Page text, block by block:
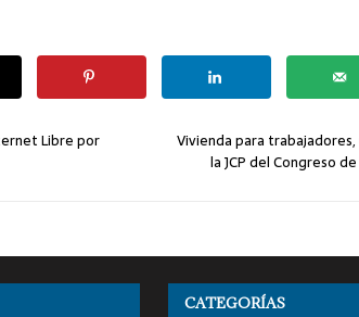
Libre por
Vivienda para
la JCP del Congreso
CATEGORÍAS